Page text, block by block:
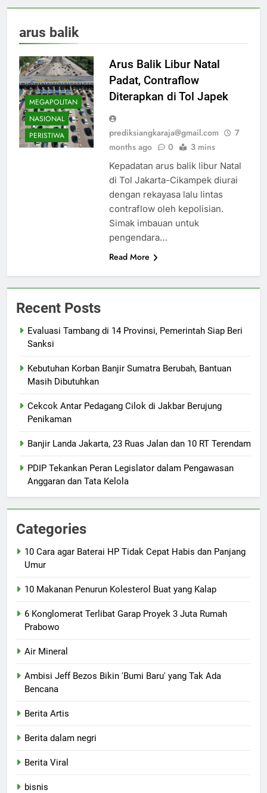
arus balik
MEGAPOLITAN
NASIONAL
PERISTIWA
Arus Balik Libur Natal
Padat, Contraflow
Diterapkan di Tol Japek
prediksiangkaraja@gmail.com
7
months ago
0 3 mins
Kepadatan arus balik libur Natal
di Tol Jakarta-Cikampek diurai
dengan rekayasa lalu lintas
contraflow oleh kepolisian.
Simak imbauan untuk
pengendara…
Read More
Recent Posts
Evaluasi Tambang di 14 Provinsi, Pemerintah Siap Beri
Sanksi
Kebutuhan Korban Banjir Sumatra Berubah, Bantuan
Masih Dibutuhkan
Cekcok Antar Pedagang Cilok di Jakbar Berujung
Penikaman
Banjir Landa Jakarta, 23 Ruas Jalan dan 10 RT Terendam
PDIP Tekankan Peran Legislator dalam Pengawasan
Anggaran dan Tata Kelola
Categories
10 Cara agar Baterai HP Tidak Cepat Habis dan Panjang
Umur
10 Makanan Penurun Kolesterol Buat yang Kalap
6 Konglomerat Terlibat Garap Proyek 3 Juta Rumah
Prabowo
Air Mineral
Ambisi Jeff Bezos Bikin 'Bumi Baru' yang Tak Ada
Bencana
Berita Artis
Berita dalam negri
Berita Viral
bisnis